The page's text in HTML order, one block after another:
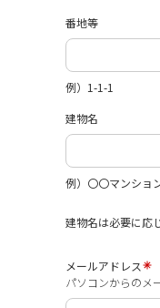
番地等
例）1-1-1
建物名
例）〇〇マンショ
建物名は必要に応
メールアドレス
パソコンからのメ